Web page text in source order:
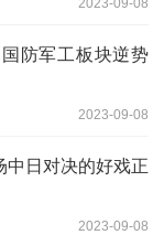
防军工板块逆势
2023-09-08
中日对决的好戏正
2023-09-08